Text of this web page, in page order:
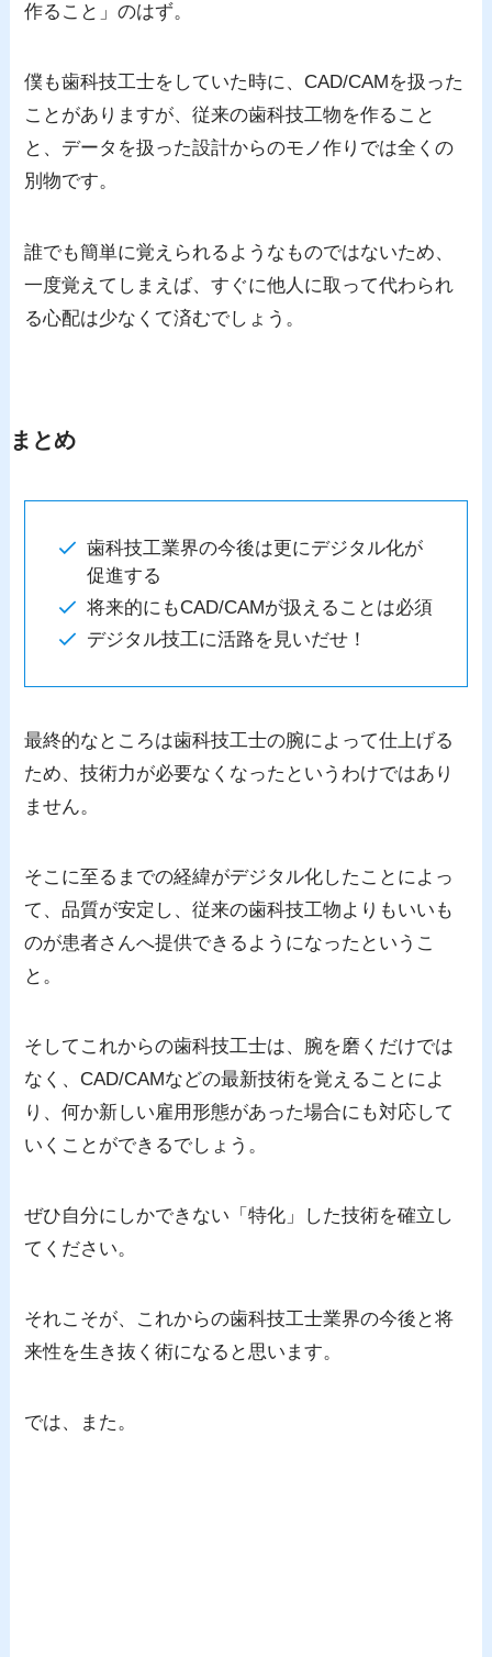
作ること」のはず。
僕も歯科技工士をしていた時に、CAD/CAMを扱った
ことがありますが、従来の歯科技工物を作ること
と、データを扱った設計からのモノ作りでは全くの
別物です。
誰でも簡単に覚えられるようなものではないため、
一度覚えてしまえば、すぐに他人に取って代わられ
る心配は少なくて済むでしょう。
まとめ
歯科技工業界の今後は更にデジタル化が
促進する
将来的にもCAD/CAMが扱えることは必須
デジタル技工に活路を見いだせ！
最終的なところは歯科技工士の腕によって仕上げる
ため、技術力が必要なくなったというわけではあり
ません。
そこに至るまでの経緯がデジタル化したことによっ
て、品質が安定し、従来の歯科技工物よりもいいも
のが患者さんへ提供できるようになったというこ
と。
そしてこれからの歯科技工士は、腕を磨くだけでは
なく、CAD/CAMなどの最新技術を覚えることによ
り、何か新しい雇用形態があった場合にも対応して
いくことができるでしょう。
ぜひ自分にしかできない「特化」した技術を確立し
てください。
それこそが、これからの歯科技工士業界の今後と将
来性を生き抜く術になると思います。
では、また。